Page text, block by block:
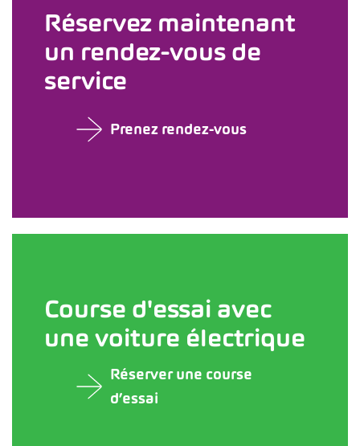
Réservez maintenant
un rendez-vous de
service
Prenez rendez-vous
Course d'essai avec
une voiture électrique
Réserver une course
d’essai